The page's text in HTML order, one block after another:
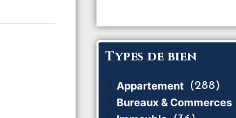
Types de bien
Appartement (288)
Bureaux & Commerces